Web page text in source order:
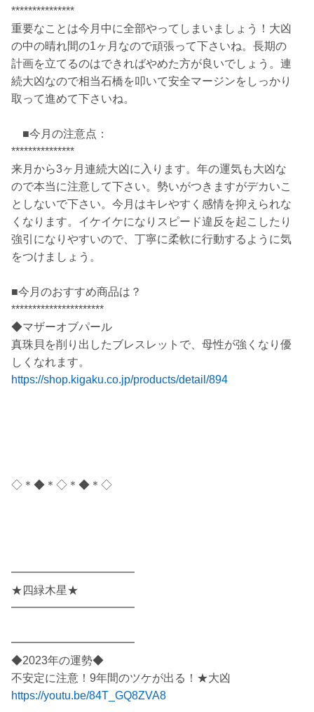
***************
重要なことは今月中に全部やってしまいましょう！大凶
の中の晴れ間の1ヶ月なので頑張って下さいね。長期の
計画を立てるのはできればやめた方が良いでしょう。連
続大凶なので相当石橋を叩いて安全マージンをしっかり
取って進めて下さいね。
■今月の注意点：
***************
来月から3ヶ月連続大凶に入ります。年の運気も大凶な
ので本当に注意して下さい。勢いがつきますがデカいこ
としないで下さい。今月はキレやすく感情を抑えられな
くなります。イケイケになりスピード違反を起こしたり
強引になりやすいので、丁寧に柔軟に行動するように気
をつけましょう。
■今月のおすすめ商品は？
**********************
◆マザーオブパール
真珠貝を削り出したブレスレットで、母性が強くなり優
しくなれます。
https://shop.kigaku.co.jp/products/detail/894
◇＊◆＊◇＊◆＊◇
━━━━━━━━━━━
★四緑木星★
━━━━━━━━━━━
━━━━━━━━━━━
◆2023年の運勢◆
不安定に注意！9年間のツケが出る！★大凶
https://youtu.be/84T_GQ8ZVA8